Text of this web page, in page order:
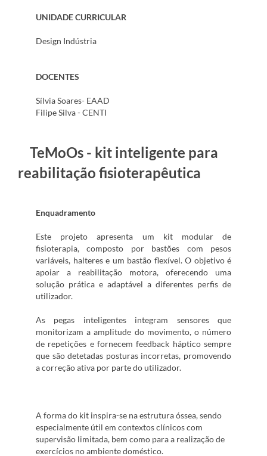
UNIDADE CURRICULAR
Design Indústria
DOCENTES
Sílvia Soares- EAAD
Filipe Silva - CENTI
TeMoOs - kit inteligente para
reabilitação fisioterapêutica
Enquadramento
Este projeto apresenta um kit modular de
fisioterapia, composto por bastões com pesos
variáveis, halteres e um bastão flexível. O objetivo é
apoiar a reabilitação motora, oferecendo uma
solução prática e adaptável a diferentes perfis de
utilizador.
As pegas inteligentes integram sensores que
monitorizam a amplitude do movimento, o número
de repetições e fornecem feedback háptico sempre
que são detetadas posturas incorretas, promovendo
a correção ativa por parte do utilizador.
A forma do kit inspira-se na estrutura óssea, sendo
especialmente útil em contextos clínicos com
supervisão limitada, bem como para a realização de
exercícios no ambiente doméstico.